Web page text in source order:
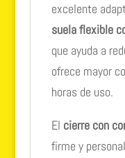
excelente
suela flexible
que ayuda a
ofrece mayor
horas de uso.
El cierre con
firme y